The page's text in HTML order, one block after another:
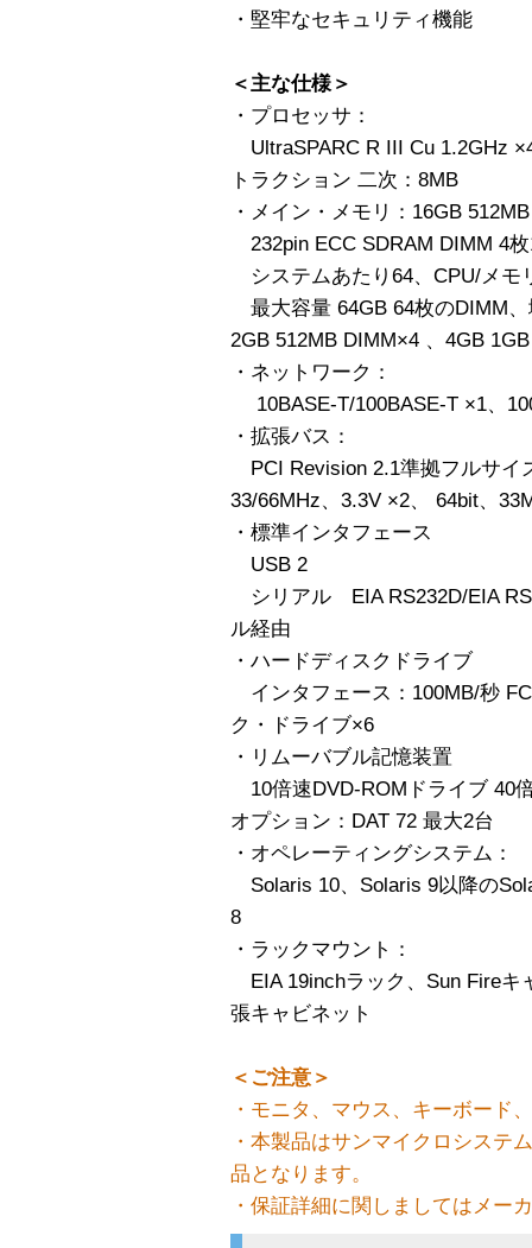
・堅牢なセキュリティ機能
＜主な仕様＞
・プロセッサ：
UltraSPARC R III Cu 1.2GHz
トラクション 二次：8MB
・メイン・メモリ：16GB
232pin ECC SDRAM DIMM 4
システムあたり64、CPU/メモ
最大容量 64GB 64枚のDIMM
2GB 512MB DIMM×4 、4GB
・ネットワーク：
10BASE-T/100BASE-T ×1、
・拡張バス：
PCI Revision 2.1準拠フルサイ
33/66MHz、3.3V ×2、 64bit、
・標準インタフェース
USB 2
シリアル EIA RS232D/EIA
ル経由
・ハードディスクドライブ
インタフェース：100MB/秒
ク・ドライブ×6
・リムーバブル記憶装置
10倍速DVD-ROMドライブ 40
オプション：DAT 72 最大2台
・オペレーティングシステム：
Solaris 10、Solaris 9以降の
8
・ラックマウント：
EIA 19inchラック、Sun Fireキ
張キャビネット
＜ご注意＞
・モニタ、マウス、キーボード
・本製品はサンマイクロシステ
品となります。
・保証詳細に関しましてはメー